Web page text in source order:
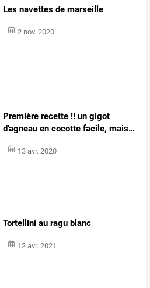
Les navettes de marseille
2 nov. 2020
Première recette !! un gigot
d'agneau en cocotte facile, mais…
13 avr. 2020
Tortellini au ragu blanc
12 avr. 2021